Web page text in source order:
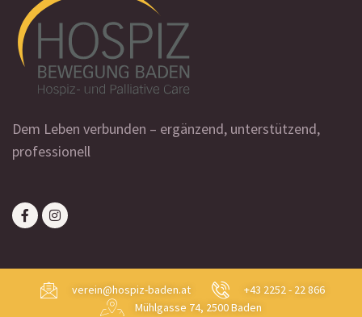
Dem Leben verbunden – ergänzend, unterstützend,
professionell
verein@hospiz-baden.at
+43 2252 - 22 866
Mühlgasse 74, 2500 Baden